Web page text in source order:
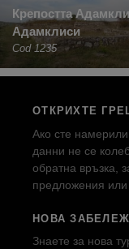
Крепостта
Адамклиси
Cod 1235
ОТКРИХТЕ
Ако сте
данни не се
обратна връзка,
предложения
НОВА
Знаете за нова